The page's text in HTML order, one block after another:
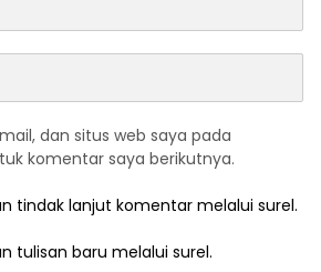
dan situs web saya pada
komentar saya berikutnya.
tindak lanjut komentar melalui surel.
tulisan baru melalui surel.